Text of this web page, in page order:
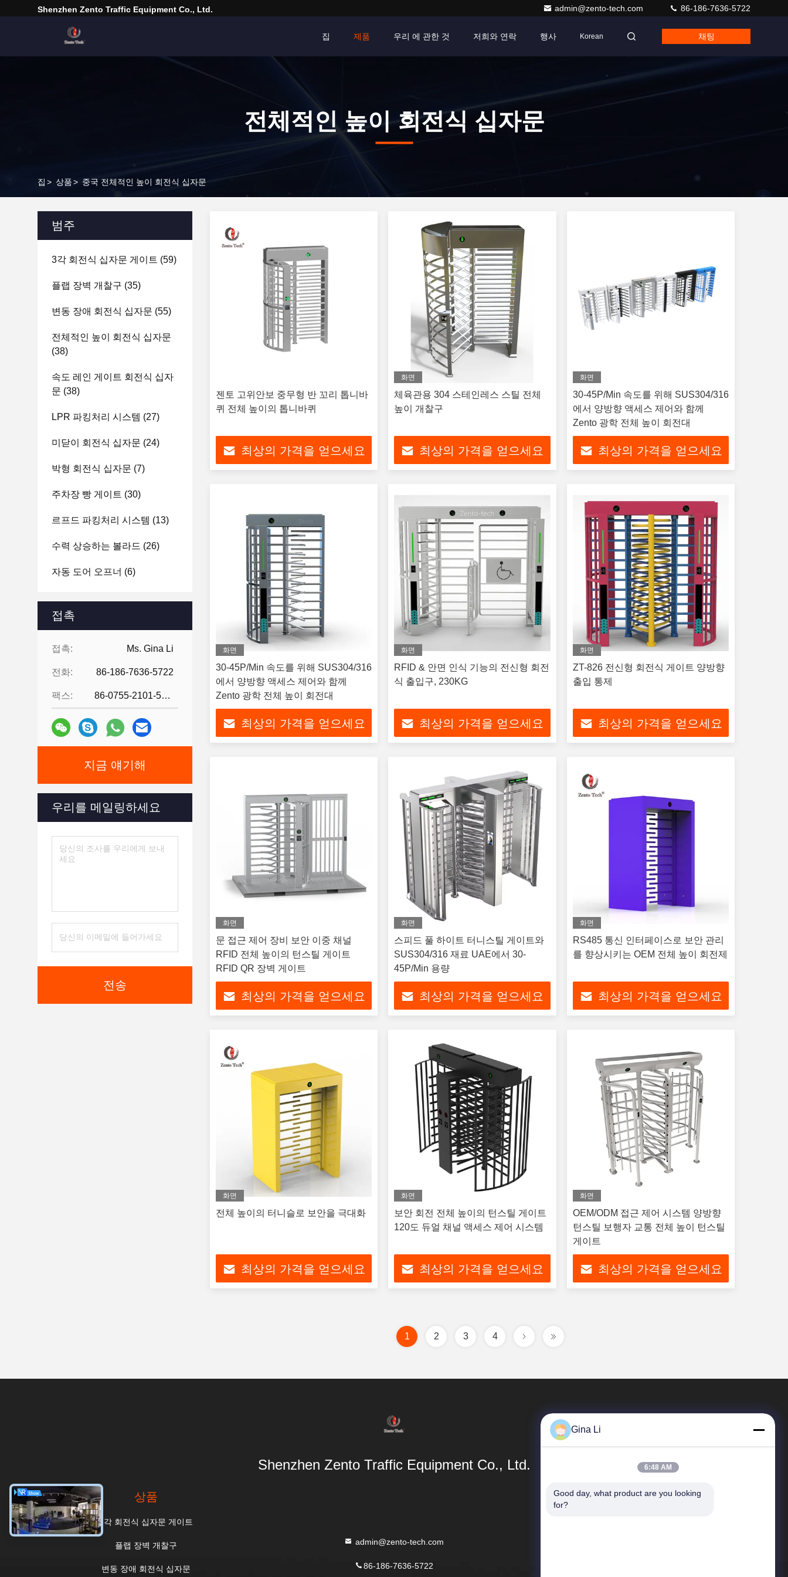
Shenzhen Zento Traffic Equipment Co., Ltd. admin@zento-tech.com 86-186-7636-5722
집 제품 우리 에 관한 것 저희와 연락 행사 Korean 채팅
전체적인 높이 회전식 십자문
집 > 상품> 중국 전체적인 높이 회전식 십자문
범주
3각 회전식 십자문 게이트 (59)
플랩 장벽 개찰구 (35)
변동 장애 회전식 십자문 (55)
전체적인 높이 회전식 십자문
(38)
속도 레인 게이트 회전식 십자
문 (38)
LPR 파킹처리 시스템 (27)
미닫이 회전식 십자문 (24)
박형 회전식 십자문 (7)
주차장 빵 게이트 (30)
르프드 파킹처리 시스템 (13)
수력 상승하는 볼라드 (26)
자동 도어 오프너 (6)
얼굴 인식 단말기
금속 탐지기를 대충 해치우세
접촉
접촉: Ms. Gina Li
전화: 86-186-7636-5722
팩스: 86-0755-2101-5736
지금 얘기해
우리를 메일링하세요
전송
젠토 고위안보 중무형 반 꼬리 톱니바
퀴 전체 높이의 톱니바퀴
최상의 가격을 얻으세요
화면
체육관용 304 스테인레스 스틸 전체
높이 개찰구
최상의 가격을 얻으세요
화면
30-45P/Min 속도를 위해 SUS304/316
에서 양방향 액세스 제어와 함께
Zento 광학 전체 높이 회전대
최상의 가격을 얻으세요
화면
30-45P/Min 속도를 위해 SUS304/316
에서 양방향 액세스 제어와 함께
Zento 광학 전체 높이 회전대
최상의 가격을 얻으세요
화면
RFID & 안면 인식 기능의 전신형 회전
식 출입구, 230KG
최상의 가격을 얻으세요
화면
ZT-826 전신형 회전식 게이트 양방향
출입 통제
최상의 가격을 얻으세요
화면
문 접근 제어 장비 보안 이중 채널
RFID 전체 높이의 턴스틸 게이트
RFID QR 장벽 게이트
최상의 가격을 얻으세요
화면
스피드 풀 하이트 터니스틸 게이트와
SUS304/316 재료 UAE에서 30-
45P/Min 용량
최상의 가격을 얻으세요
화면
RS485 통신 인터페이스로 보안 관리
를 향상시키는 OEM 전체 높이 회전제
최상의 가격을 얻으세요
화면
전체 높이의 터니슬로 보안을 극대화
최상의 가격을 얻으세요
화면
보안 회전 전체 높이의 턴스틸 게이트
120도 듀얼 채널 액세스 제어 시스템
최상의 가격을 얻으세요
화면
OEM/ODM 접근 제어 시스템 양방향
턴스틸 보행자 교통 전체 높이 턴스틸
게이트
최상의 가격을 얻으세요
1 2 3 4
Shenzhen Zento Traffic Equipment Co., Ltd.
상품
3각 회전식 십자문 게이트
플랩 장벽 개찰구
변동 장애 회전식 십자문
admin@zento-tech.com
86-186-7636-5722
빠른 링크
Gina Li
6:48 AM
Good day, what product are you looking
for?